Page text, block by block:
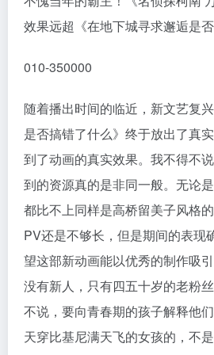
效果远超《在地下城寻求邂逅是
010-350000
随着播出时间的临近，新文艺复
是否搞错了什么》终于放出了真
到了动画的真实效果。我不得不
到的资源真的是非同一般。无论
都比不上同样是高桥留美子风格
PV还是不够长，但是期间的表现
望这部新动画能以优秀的制作吸
没有新人，只有四五十岁的老粉
不说，要向青春期的孩子解释他
天穿比基尼满天飞的女孩的，不